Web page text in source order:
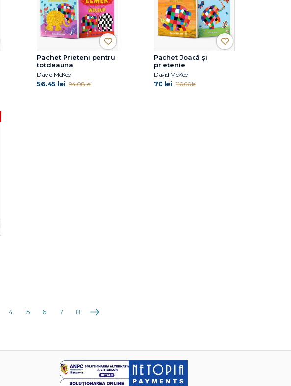
Pachet Prieteni pentru
totdeauna
David McKee
56.45 lei 94.08 lei
Pachet Joacă și
prietenie
David McKee
70 lei 116.66 lei
4 5 6 7 8 Următoarea